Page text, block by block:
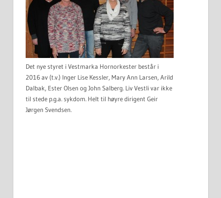
Det nye styret i Vestmarka Hornorkester består i
2016 av (t.v.) Inger Lise Kessler, Mary Ann Larsen, Arild
Dalbak, Ester Olsen og John Salberg. Liv Vestli var ikke
til stede p.g.a. sykdom. Helt til høyre dirigent Geir
Jørgen Svendsen.